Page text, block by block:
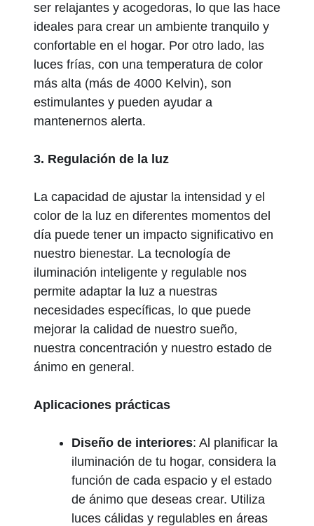
ser relajantes y acogedoras, lo que las hace
ideales para crear un ambiente tranquilo y
confortable en el hogar. Por otro lado, las
luces frías, con una temperatura de color
más alta (más de 4000 Kelvin), son
estimulantes y pueden ayudar a
mantenernos alerta.
3. Regulación de la luz
La capacidad de ajustar la intensidad y el
color de la luz en diferentes momentos del
día puede tener un impacto significativo en
nuestro bienestar. La tecnología de
iluminación inteligente y regulable nos
permite adaptar la luz a nuestras
necesidades específicas, lo que puede
mejorar la calidad de nuestro sueño,
nuestra concentración y nuestro estado de
ánimo en general.
Aplicaciones prácticas
Diseño de interiores: Al planificar la
iluminación de tu hogar, considera la
función de cada espacio y el estado
de ánimo que deseas crear. Utiliza
luces cálidas y regulables en áreas